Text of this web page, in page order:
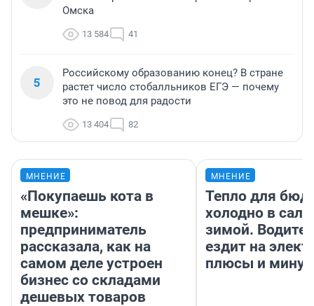
Омска
13 584 41
5
Российскому образованию конец? В стране
растет число стобалльников ЕГЭ — почему
это не повод для радости
13 404 82
МНЕНИЕ
«Покупаешь кота в
мешке»:
предприниматель
рассказала, как на
самом деле устроен
бизнес со складами
дешевых товаров
МНЕНИЕ
Тепло для
холодно в
зимой.
ездит на
плюсы и